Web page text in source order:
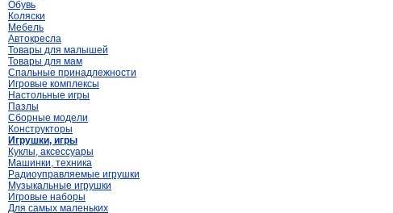
Обувь
Коляски
Мебель
Автокресла
Товары для малышей
Товары для мам
Спальные принадлежности
Игровые комплексы
Настольные игры
Пазлы
Сборные модели
Конструкторы
Игрушки, игры
Куклы, аксессуары
Машинки, техника
Радиоуправляемые игрушки
Музыкальные игрушки
Игровые наборы
Для самых маленьких